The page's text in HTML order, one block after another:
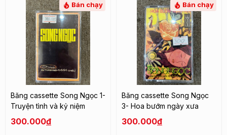
Bán chạy
Băng cassette Song Ngọc 1-
Truyện tình và kỷ niệm
300.000đ
Bán chạy
Băng cassette Song Ngọc
3- Hoa bướm ngày xưa
300.000đ